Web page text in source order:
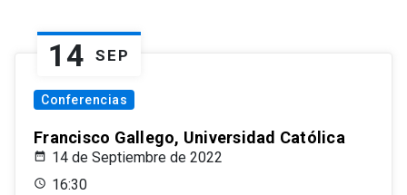
14 SEP
Conferencias
Francisco Gallego, Universidad Católica
14 de Septiembre de 2022
16:30